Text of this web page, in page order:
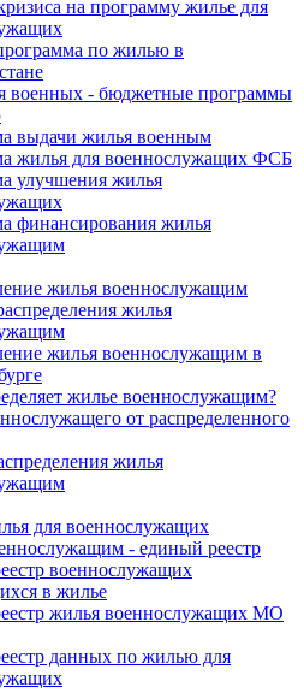
на программу жилье для
по жилью в
военных - бюджетные программы
выдачи жилья военным
жилья для военнослужащих ФСБ
улучшения жилья
финансирования жилья
жилья военнослужащим
жилья
жилья военнослужащим в
жилье военнослужащим?
от распределенного
жилья
для военнослужащих
- единый реестр
военнослужащих
в жилье
жилья военнослужащих МО
данных по жилью для